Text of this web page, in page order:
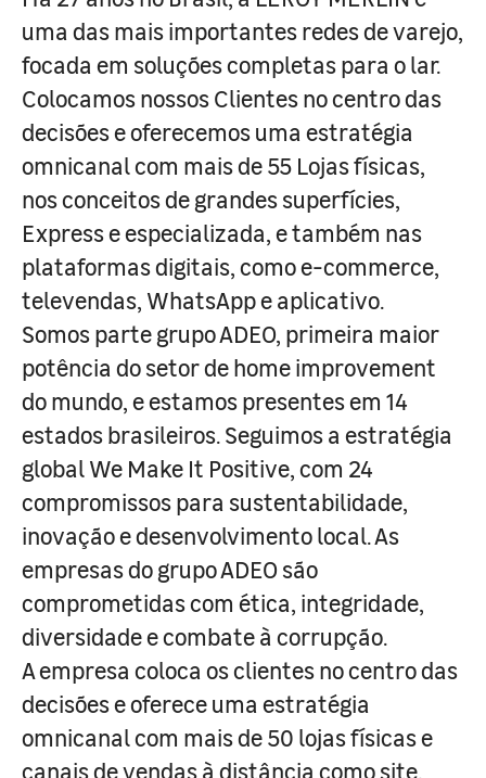
uma das mais importantes redes de varejo,
focada em soluções completas para o lar.
Colocamos nossos Clientes no centro das
decisões e oferecemos uma estratégia
omnicanal com mais de 55 Lojas físicas,
nos conceitos de grandes superfícies,
Express e especializada, e também nas
plataformas digitais, como e-commerce,
televendas, WhatsApp e aplicativo.
Somos parte grupo ADEO, primeira maior
potência do setor de home improvement
do mundo, e estamos presentes em 14
estados brasileiros. Seguimos a estratégia
global We Make It Positive, com 24
compromissos para sustentabilidade,
inovação e desenvolvimento local. As
empresas do grupo ADEO são
comprometidas com ética, integridade,
diversidade e combate à corrupção.
A empresa coloca os clientes no centro das
decisões e oferece uma estratégia
omnicanal com mais de 50 lojas físicas e
canais de vendas à distância como site,